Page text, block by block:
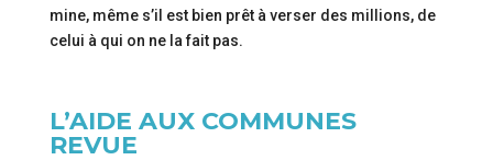
mine, même s’il est bien prêt à verser des millions, de
celui à qui on ne la fait pas.
L’AIDE AUX COMMUNES
REVUE